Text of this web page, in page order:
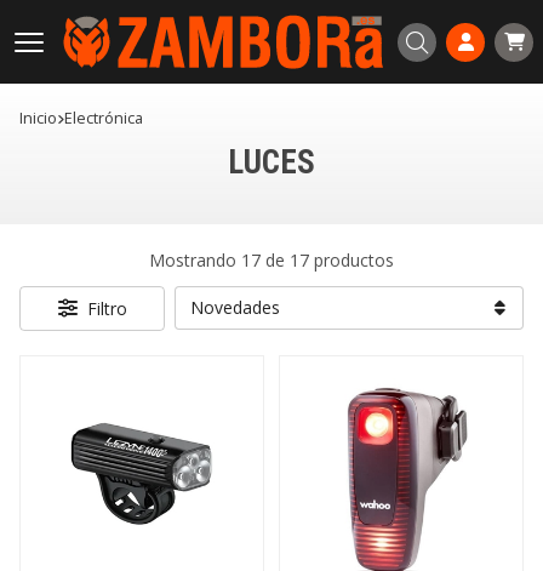
Buscar
Inicio electrónica
LUCES
Mostrando 17 de 17 productos
Filtro